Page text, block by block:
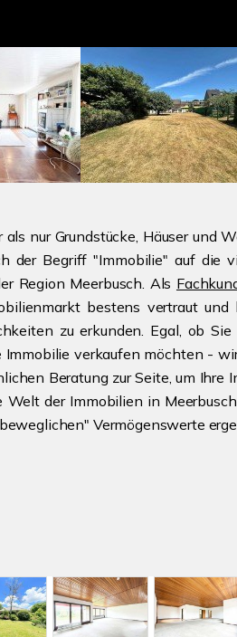
nur Grundstücke, Häuser und
der Begriff "Immobilie" auf die
Region Meerbusch. Als
bestens vertraut und
zu erkunden. Egal, ob Sie
Immobilie verkaufen möchten -
Beratung zur Seite, um Ihre
Welt der Immobilien in
Vermögenswerte